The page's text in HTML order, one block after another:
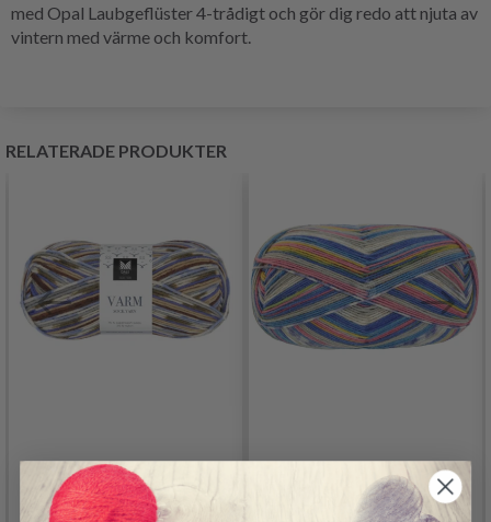
med Opal Laubgeflüster 4-trådigt och gör dig redo att njuta av
vintern med värme och komfort.
RELATERADE PRODUKTER
DALE VARM
LANA GROSSA